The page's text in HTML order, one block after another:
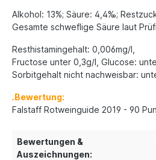
Alkohol: 13%; Säure: 4,4‰;
Gesamte schweflige Säure laut
Resthistamingehalt: 0,006mg/l,
Fructose unter 0,3g/l, Glucose:
Sorbitgehalt nicht nachweisbar:
.Bewertung:
Falstaff Rotweinguide 2019 - 90
Bewertungen &
Auszeichnungen: